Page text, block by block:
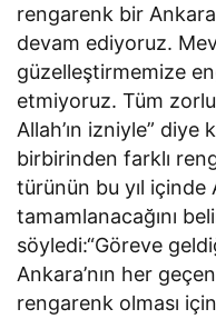
rengarenk bir Ankara
devam ediyoruz.
güzelleştirmemize
etmiyoruz. Tüm
Allah’ın izniyle”
birbirinden farklı
türünün bu yıl
tamamlanacağını
söyledi:“Göreve
Ankara’nın her
rengarenk olması